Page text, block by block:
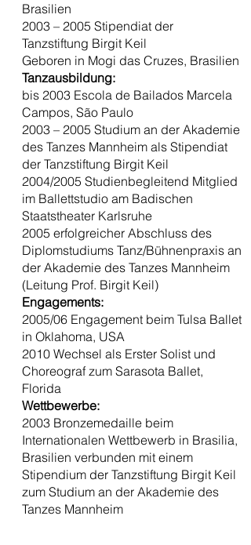
Brasilien
2003 – 2005 Stipendiat der
Tanzstiftung Birgit Keil
Geboren in Mogi das Cruzes, Brasilien
Tanzausbildung:
bis 2003 Escola de Bailados Marcela
Campos, São Paulo
2003 – 2005 Studium an der Akademie
des Tanzes Mannheim als Stipendiat
der Tanzstiftung Birgit Keil
2004/2005 Studienbegleitend Mitglied
im Ballettstudio am Badischen
Staatstheater Karlsruhe
2005 erfolgreicher Abschluss des
Diplomstudiums Tanz/Bühnenpraxis an
der Akademie des Tanzes Mannheim
(Leitung Prof. Birgit Keil)
Engagements:
2005/06 Engagement beim Tulsa Ballet
in Oklahoma, USA
2010 Wechsel als Erster Solist und
Choreograf zum Sarasota Ballet,
Florida
Wettbewerbe:
2003 Bronzemedaille beim
Internationalen Wettbewerb in Brasilia,
Brasilien verbunden mit einem
Stipendium der Tanzstiftung Birgit Keil
zum Studium an der Akademie des
Tanzes Mannheim